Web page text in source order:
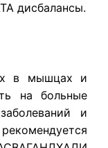
дисбалансы.
в мышцах и
на больные
и